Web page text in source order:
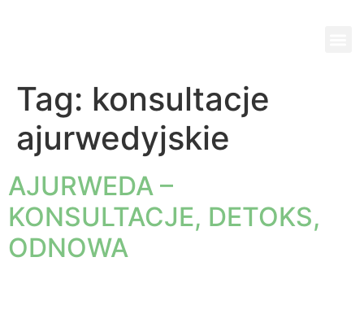
Tag: konsultacje
ajurwedyjskie
AJURWEDA –
KONSULTACJE, DETOKS,
ODNOWA